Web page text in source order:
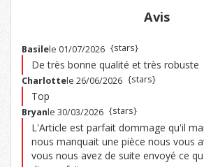
Avis
Basilele 01/07/2026 {stars}
De très bonne qualité et très robuste
Charlottele 26/06/2026 {stars}
Top
Bryanle 30/03/2026 {stars}
L'Article est parfait dommage qu'il
nous manquait une pièce nous vous
vous nous avez de suite envoyé ce